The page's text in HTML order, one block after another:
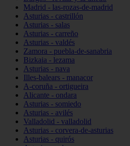
Madrid - las-rozas-de-madrid
Asturias - castrillón
Asturias - salas
Asturias - carreño
Asturias - valdés
Zamora - puebla-de-sanabria
Bizkaia - lezama
Asturias - nava
Illes-balears - manacor
A-coruña - ortigueira
Alicante - ondara
Asturias - somiedo
Asturias - avilés
Valladolid - valladolid
Asturias - corvera-de-asturias
Asturias - quirós